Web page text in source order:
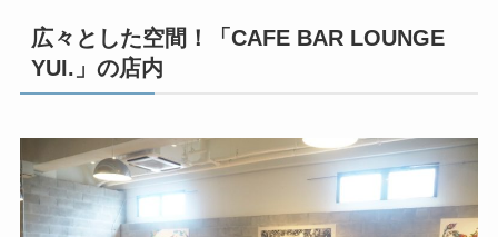
広々とした空間！「CAFE BAR LOUNGE
YUI.」の店内